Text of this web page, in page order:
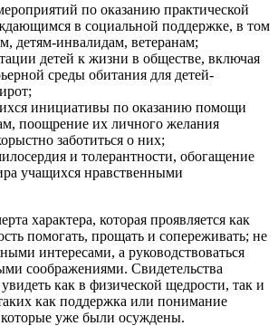
по оказанию практической
в социальной поддержке, в том
детям-инвалидам, ветеранам;
детей к жизни в обществе, включая
среды обитания для детей-
инициативы по оказанию помощи
поощрение их личного желания
заботиться о них;
и толерантности, обогащение
учащихся нравственными
характера, которая проявляется как
помогать, прощать и сопереживать; не
интересами, а руководствоваться
соображениями. Свидетельства
как в физической щедрости, так и
как поддержка или понимание
уже были осуждены.